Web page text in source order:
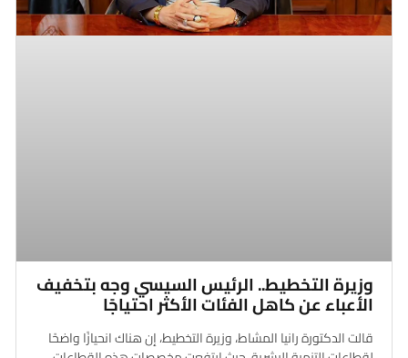
وزيرة التخطيط.. الرئيس السيسي وجه بتخفيف
الأعباء عن كاهل الفئات الأكثر احتياجًا
قالت الدكتورة رانيا المشاط، وزيرة التخطيط، إن هناك انحيازًا واضحًا